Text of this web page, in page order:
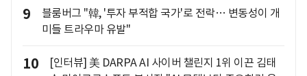
9
블룸버그 "韓, '투자 부적합 국가'로 전락… 변동성이 개
미들 트라우마 유발"
10
[인터뷰] 美 DARPA AI 사이버 챌린지 1위 이끈 김태